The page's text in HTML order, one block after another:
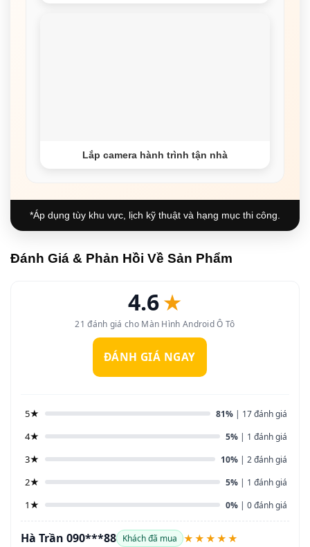
Lắp camera hành trình tận nhà
*Áp dụng tùy khu vực, lịch kỹ thuật và hạng mục thi công.
Đánh Giá & Phản Hồi Về Sản Phẩm
4.6★
21 đánh giá cho Màn Hình Android Ô Tô
ĐÁNH GIÁ NGAY
5★ 81% | 17 đánh giá
4★ 5% | 1 đánh giá
3★ 10% | 2 đánh giá
2★ 5% | 1 đánh giá
1★ 0% | 0 đánh giá
Hà Trần 090***88 Khách đã mua ★★★★★